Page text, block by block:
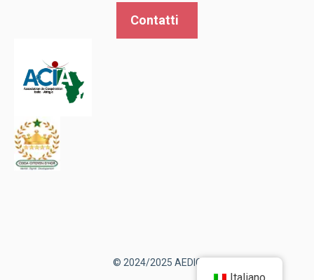
Contatti
© 2024/2025 AEDIC